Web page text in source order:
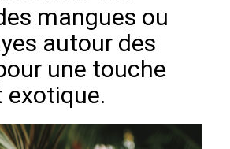
mangues ou
autour des
une touche
exotique.